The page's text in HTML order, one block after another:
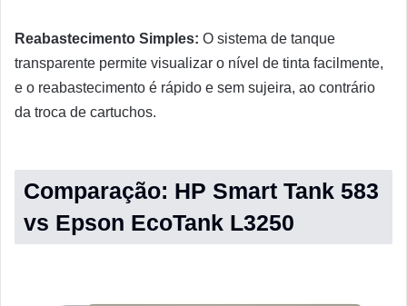
Reabastecimento Simples: O sistema de tanque
transparente permite visualizar o nível de tinta facilmente,
e o reabastecimento é rápido e sem sujeira, ao contrário
da troca de cartuchos.
Comparação: HP Smart Tank 583
vs Epson EcoTank L3250